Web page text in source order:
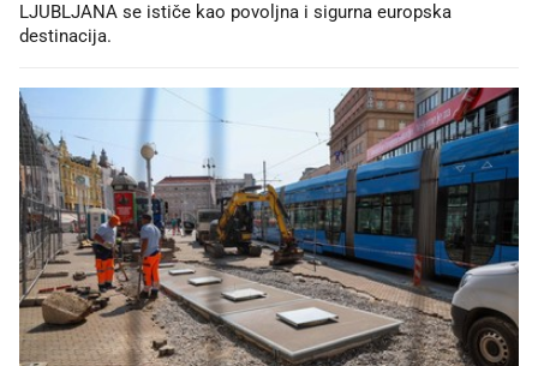
LJUBLJANA se ističe kao povoljna i sigurna europska
destinacija.